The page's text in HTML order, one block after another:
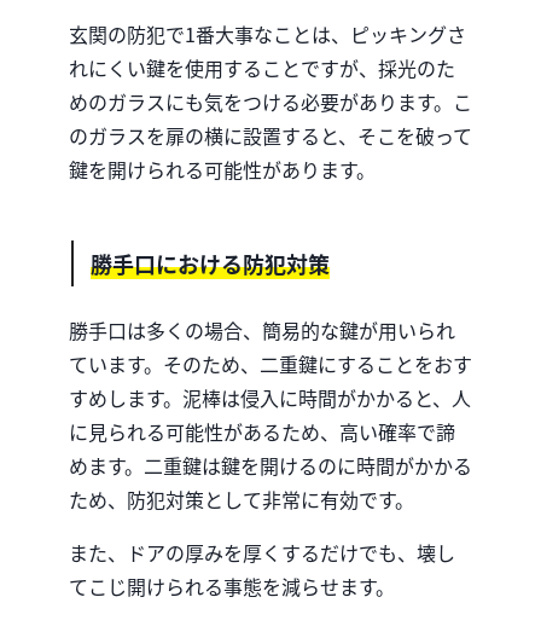
玄関の防犯で1番大事なことは、ピッキングさ
れにくい鍵を使用することですが、採光のた
めのガラスにも気をつける必要があります。こ
のガラスを扉の横に設置すると、そこを破って
鍵を開けられる可能性があります。
勝手口における防犯対策
勝手口は多くの場合、簡易的な鍵が用いられ
ています。そのため、二重鍵にすることをおす
すめします。泥棒は侵入に時間がかかると、人
に見られる可能性があるため、高い確率で諦
めます。二重鍵は鍵を開けるのに時間がかかる
ため、防犯対策として非常に有効です。
また、ドアの厚みを厚くするだけでも、壊し
てこじ開けられる事態を減らせます。